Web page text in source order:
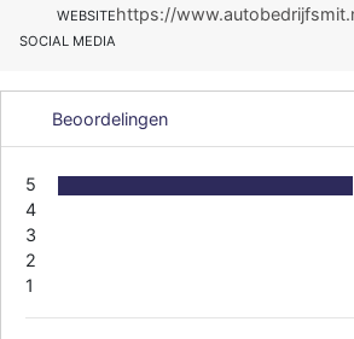
WEBSITEhttps://
SOCIAL MEDIA
Beoordelingen
5
4
3
2
1